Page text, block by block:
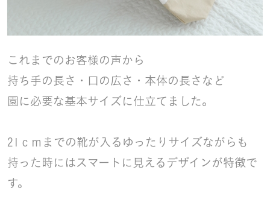
これまでのお客様の声から
持ち手の長さ・口の広さ・本体の長さなど
園に必要な基本サイズに仕立てました。
21ｃｍまでの靴が入るゆったりサイズながらも
持った時にはスマートに見えるデザインが特徴で
す。